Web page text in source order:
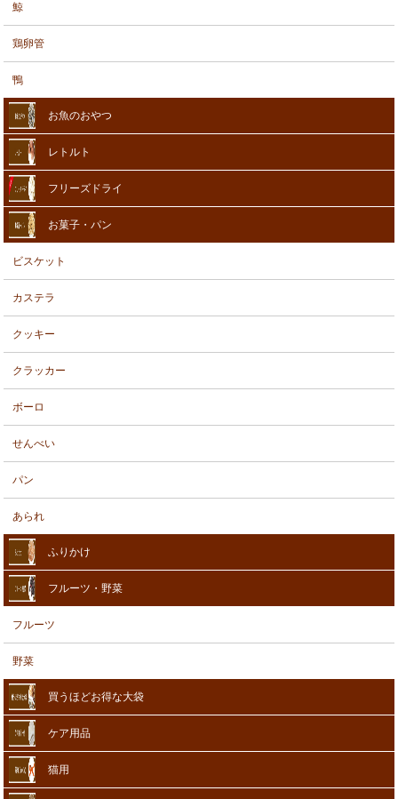
鯨
鶏卵管
鴨
お魚のおやつ
レトルト
フリーズドライ
お菓子・パン
ビスケット
カステラ
クッキー
クラッカー
ボーロ
せんべい
パン
あられ
ふりかけ
フルーツ・野菜
フルーツ
野菜
買うほどお得な大袋
ケア用品
猫用